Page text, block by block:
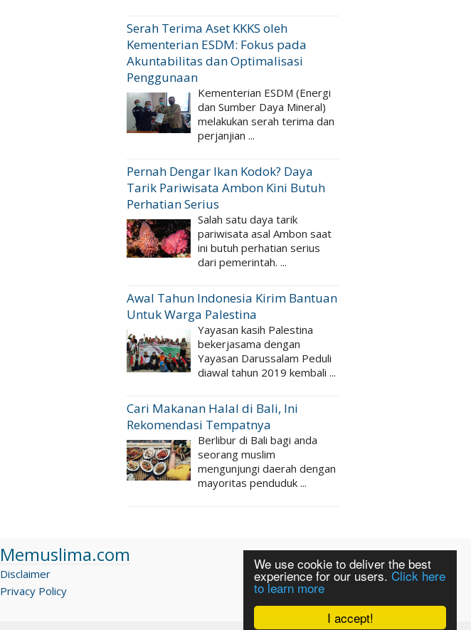
I accept!
We use cookie to deliver the best
experience for our users. Click here
to learn more
Serah Terima Aset KKKS oleh
Kementerian ESDM: Fokus pada
Akuntabilitas dan Optimalisasi
Penggunaan
Kementerian ESDM (Energi
dan Sumber Daya Mineral)
melakukan serah terima dan
perjanjian ...
Pernah Dengar Ikan Kodok? Daya
Tarik Pariwisata Ambon Kini Butuh
Perhatian Serius
Salah satu daya tarik
pariwisata asal Ambon saat
ini butuh perhatian serius
dari pemerintah. ...
Awal Tahun Indonesia Kirim Bantuan
Untuk Warga Palestina
Yayasan kasih Palestina
bekerjasama dengan
Yayasan Darussalam Peduli
diawal tahun 2019 kembali ...
Cari Makanan Halal di Bali, Ini
Rekomendasi Tempatnya
Berlibur di Bali bagi anda
seorang muslim
mengunjungi daerah dengan
mayoritas penduduk ...
Memuslima.com
Disclaimer
Privacy Policy